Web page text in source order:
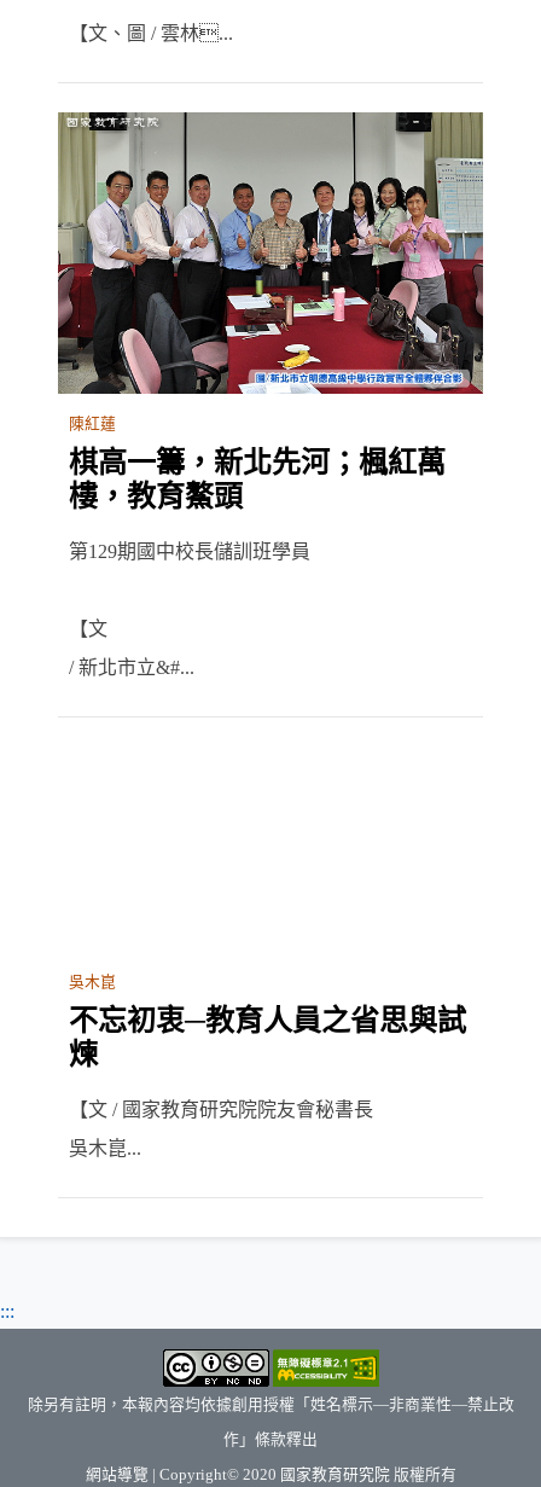
【文、圖 / 雲林...
陳紅蓮
棋高一籌，新北先河；楓紅萬
樓，教育鰲頭
第129期國中校長儲訓班學員
【文
/ 新北市立&#...
吳木崑
不忘初衷─教育人員之省思與試
煉
【文 / 國家教育研究院院友會秘書長
吳木崑...
:::
除另有註明，本報內容均依據創用授權「姓名標示—非商業性—禁止改
作」條款釋出
網站導覽 | Copyright© 2020 國家教育研究院（另開新視窗）
版權所有